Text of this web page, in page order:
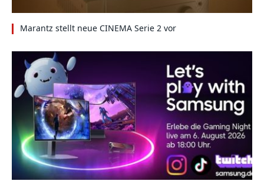
Marantz stellt neue CINEMA Serie 2 vor